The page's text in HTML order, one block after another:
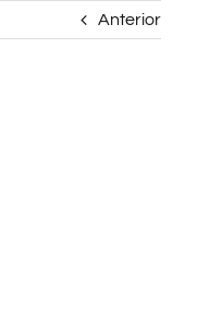
Anterior